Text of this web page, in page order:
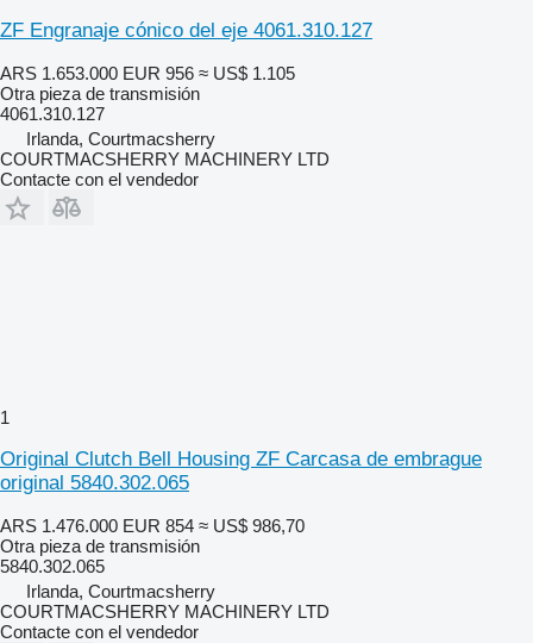
ZF Engranaje cónico del eje 4061.310.127
ARS 1.653.000 EUR 956 ≈ US$ 1.105
Otra pieza de transmisión
4061.310.127
Irlanda, Courtmacsherry
COURTMACSHERRY MACHINERY LTD
Contacte con el vendedor
1
Original Clutch Bell Housing ZF Carcasa de embrague
original 5840.302.065
ARS 1.476.000 EUR 854 ≈ US$ 986,70
Otra pieza de transmisión
5840.302.065
Irlanda, Courtmacsherry
COURTMACSHERRY MACHINERY LTD
Contacte con el vendedor